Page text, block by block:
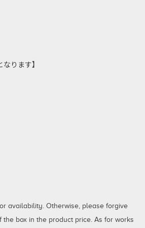
ります】
availability. Otherwise, please forgive
box in the product price. As for works